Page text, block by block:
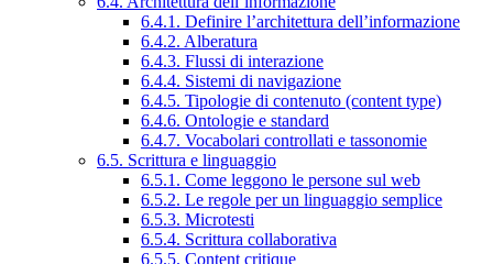
6.4.1. Definire l’architettura dell’informazione
6.4.2. Alberatura
6.4.3. Flussi di interazione
6.4.4. Sistemi di navigazione
6.4.5. Tipologie di contenuto (content type)
6.4.6. Ontologie e standard
6.4.7. Vocabolari controllati e tassonomie
6.5. Scrittura e linguaggio
6.5.1. Come leggono le persone sul web
6.5.2. Le regole per un linguaggio semplice
6.5.3. Microtesti
6.5.4. Scrittura collaborativa
6.5.5. Content critique